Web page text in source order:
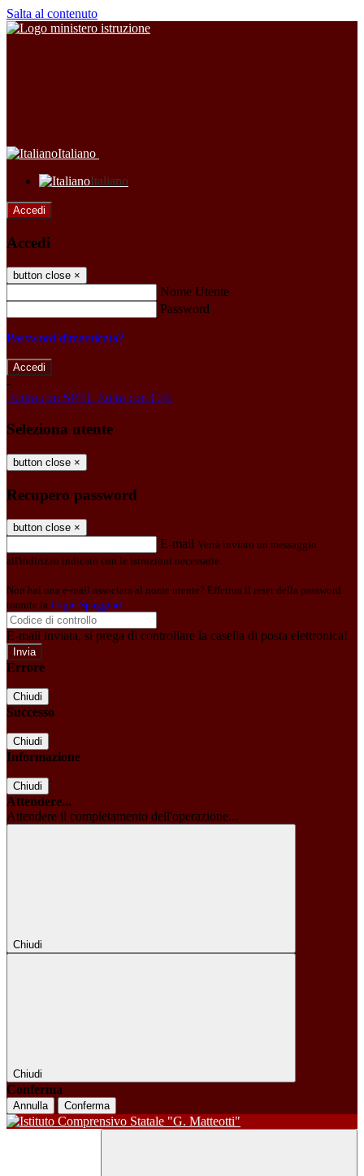
Salta al contenuto
Italiano
Italiano
Accedi
Accedi
button close ×
Nome Utente
Password
Password dimenticata?
-
Entra con SPID Entra con CIE
Seleziona utente
button close ×
Recupero password
button close ×
E-mail Verrà inviato un messaggio
all'indirizzo indicato con le istruzioni necessarie.
Non hai una e-mail associata al nome utente? Effettua il reset della password
tramite la Login Spaggiari
E-mail inviata, si prega di controllare la casella di posta elettronica!
Errore
Chiudi
Successo
Chiudi
Informazione
Chiudi
Attendere...
Attendere il completamento dell'operazione...
Chiudi
Chiudi
Conferma
Annulla Conferma